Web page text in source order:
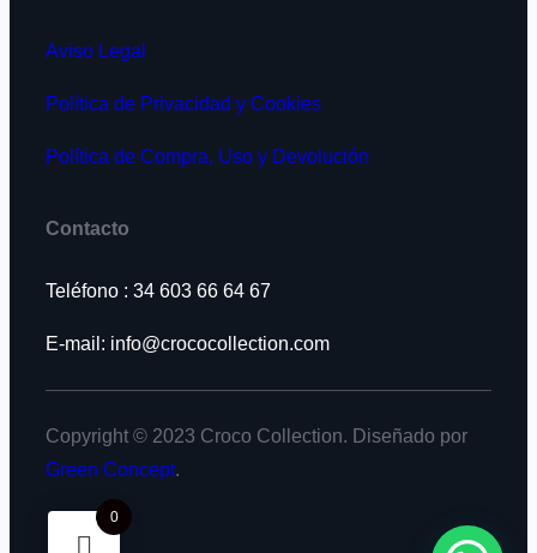
Aviso Legal
Política de Privacidad y Cookies
Política de Compra, Uso y Devolución
Contacto
Teléfono : 34 603 66 64 67
E-mail: info@crococollection.com
Copyright © 2023 Croco Collection. Diseñado por
Green Concept.
0